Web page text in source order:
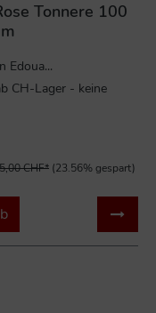
Tonnere 100
Edoua...
CH-Lager - keine
CHF* (23.56% gespart)